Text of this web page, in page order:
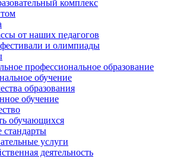
комплекс
от наших педагогов
и олимпиады
профессиональное образование
обучение
образования
обучение
обучающихся
стандарты
услуги
деятельность